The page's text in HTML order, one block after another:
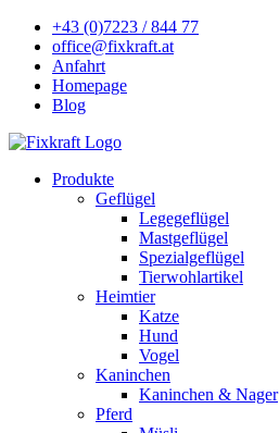
+43 (0)7223 / 844 77
office@fixkraft.at
Anfahrt
Homepage
Blog
Produkte
Geflügel
Legegeflügel
Mastgeflügel
Spezialgeflügel
Tierwohlartikel
Heimtier
Katze
Hund
Vogel
Kaninchen
Kaninchen & Nager
Pferd